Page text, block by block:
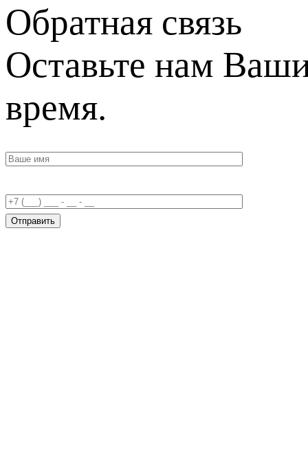
Обратная связь
Оставьте нам
время.